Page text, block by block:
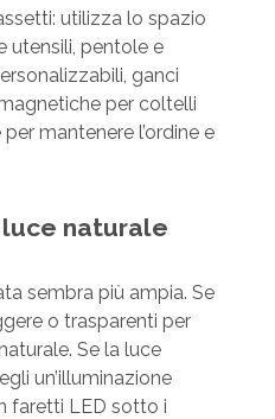
utilizza lo spazio
utensili, pentole e
ganci
per coltelli
mantenere l’ordine e
luce naturale
sembra più ampia. Se
o trasparenti per
Se la luce
un’illuminazione
faretti LED sotto i